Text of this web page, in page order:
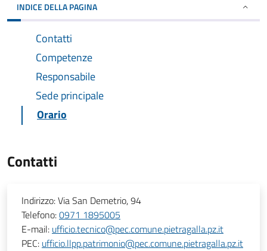
INDICE DELLA PAGINA
Contatti
Competenze
Responsabile
Sede principale
Orario
Contatti
Indirizzo:Via San Demetrio, 94
Telefono:0971 1895005
E-mail: ufficio.tecnico@pec.comune.pietragalla.pz.it
PEC: ufficio.llpp.patrimonio@pec.comune.pietragalla.pz.it